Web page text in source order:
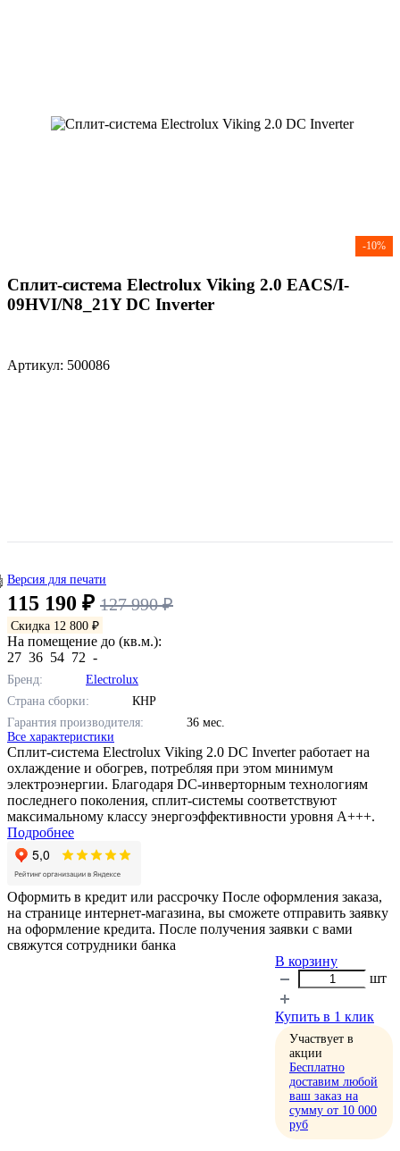
-10%
Сплит-система Electrolux Viking 2.0 EACS/I-
09HVI/N8_21Y DC Inverter
Артикул: 500086
Версия для печати
115 190 ₽ 127 990 ₽
Скидка 12 800 ₽
На помещение до (кв.м.):
27 36 54 72 -
Бренд:
Electrolux
Страна сборки:
КНР
Гарантия производителя:
36 мес.
Все характеристики
Сплит-система Electrolux Viking 2.0 DC Inverter работает на
охлаждение и обогрев, потребляя при этом минимум
электроэнергии. Благодаря DC-инверторным технологиям
последнего поколения, сплит-системы соответствуют
максимальному классу энергоэффективности уровня А+++.
Подробнее
Оформить в кредит или рассрочку После оформления заказа,
на странице интернет-магазина, вы сможете отправить заявку
на оформление кредита. После получения заявки с вами
свяжутся сотрудники банка
В корзину
шт
Купить в 1 клик
Участвует в
акции
Бесплатно
доставим любой
ваш заказ на
сумму от 10 000
руб